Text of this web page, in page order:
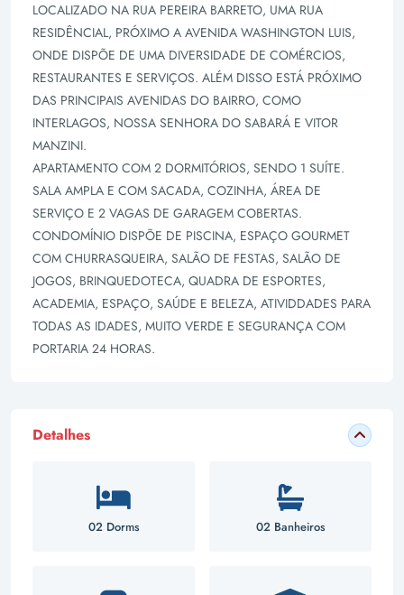
LOCALIZADO NA RUA PEREIRA BARRETO, UMA RUA
RESIDÊNCIAL, PRÓXIMO A AVENIDA WASHINGTON LUIS,
ONDE DISPÕE DE UMA DIVERSIDADE DE COMÉRCIOS,
RESTAURANTES E SERVIÇOS. ALÉM DISSO ESTÁ PRÓXIMO
DAS PRINCIPAIS AVENIDAS DO BAIRRO, COMO
INTERLAGOS, NOSSA SENHORA DO SABARÁ E VITOR
MANZINI.
APARTAMENTO COM 2 DORMITÓRIOS, SENDO 1 SUÍTE.
SALA AMPLA E COM SACADA, COZINHA, ÁREA DE
SERVIÇO E 2 VAGAS DE GARAGEM COBERTAS.
CONDOMÍNIO DISPÕE DE PISCINA, ESPAÇO GOURMET
COM CHURRASQUEIRA, SALÃO DE FESTAS, SALÃO DE
JOGOS, BRINQUEDOTECA, QUADRA DE ESPORTES,
ACADEMIA, ESPAÇO, SAÚDE E BELEZA, ATIVIDDADES PARA
TODAS AS IDADES, MUITO VERDE E SEGURANÇA COM
PORTARIA 24 HORAS.
Detalhes
02 Dorms 02 Banheiros